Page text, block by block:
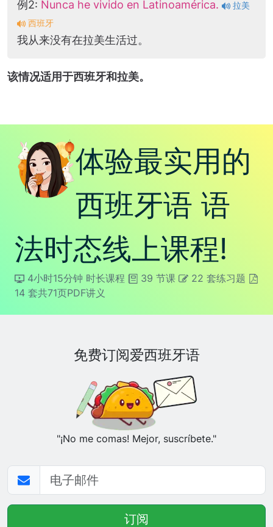
例2: Nunca he vivido en Latinoamérica.
拉美
西班牙
我从来没有在拉美生活过。
该情况适用于西班牙和拉美。
体验最实用的
西班牙语 语
法时态线上课程!
4小时15分钟 时长课程 39 节课
22 套练习题
14 套共71页PDF讲义
免费订阅爱西班牙语
"¡No me comas! Mejor, suscríbete."
加载中...
订阅